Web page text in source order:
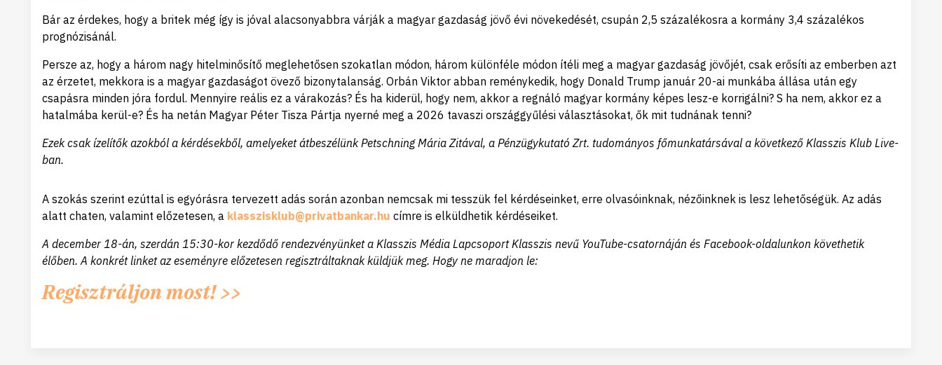
Bár az érdekes, hogy a britek még így is jóval alacsonyabbra várják a magyar gazdaság jövő évi növekedését, csupán 2,5 százalékosra a kormány 3,4 százalékos
prognózisánál.
Persze az, hogy a három nagy hitelminősítő meglehetősen szokatlan módon, három különféle módon ítéli meg a magyar gazdaság jövőjét, csak erősíti az emberben azt
az érzetet, mekkora is a magyar gazdaságot övező bizonytalanság. Orbán Viktor abban reménykedik, hogy Donald Trump január 20-ai munkába állása után egy
csapásra minden jóra fordul. Mennyire reális ez a várakozás? És ha kiderül, hogy nem, akkor a regnáló magyar kormány képes lesz-e korrigálni? S ha nem, akkor ez a
hatalmába kerül-e? És ha netán Magyar Péter Tisza Pártja nyerné meg a 2026 tavaszi országgyűlési választásokat, ők mit tudnának tenni?
Ezek csak ízelítők azokból a kérdésekből, amelyeket átbeszélünk Petschning Mária Zitával, a Pénzügykutató Zrt. tudományos főmunkatársával a következő Klasszis Klub Live-
ban.
A szokás szerint ezúttal is egyórásra tervezett adás során azonban nemcsak mi tesszük fel kérdéseinket, erre olvasóinknak, nézőinknek is lesz lehetőségük. Az adás
alatt chaten, valamint előzetesen, a klasszisklub@privatbankar.hu címre is elküldhetik kérdéseiket.
A december 18-án, szerdán 15:30-kor kezdődő rendezvényünket a Klasszis Média Lapcsoport Klasszis nevű YouTube-csatornáján és Facebook-oldalunkon követhetik
élőben. A konkrét linket az eseményre előzetesen regisztráltaknak küldjük meg. Hogy ne maradjon le:
Regisztráljon most! >>